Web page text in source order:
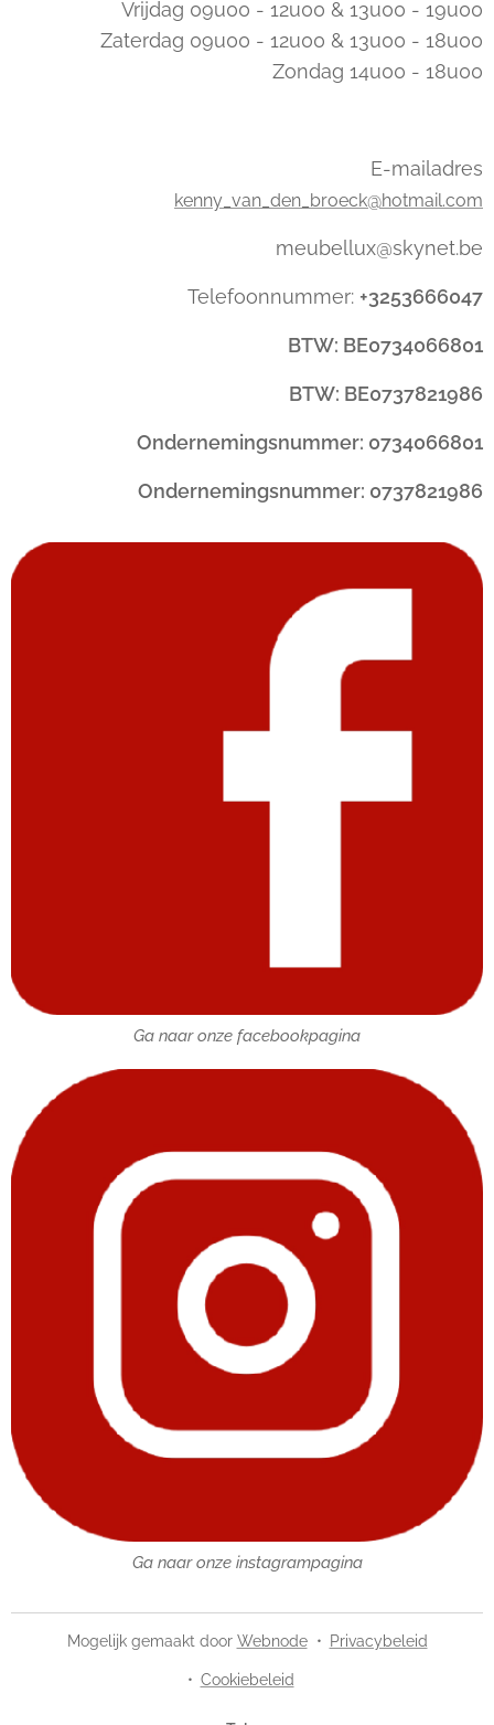
Vrijdag 09u00 - 12u00 & 13u00 - 19u00
Zaterdag 09u00 - 12u00 & 13u00 - 18u00
Zondag 14u00 - 18u00
E-mailadres
kenny_van_den_broeck@hotmail.com
meubellux@skynet.be
Telefoonnummer: +3253666047
BTW: BE0734066801
BTW: BE0737821986
Ondernemingsnummer: 0734066801
Ondernemingsnummer: 0737821986
Ga naar onze facebookpagina
Ga naar onze instagrampagina
Mogelijk gemaakt door Webnode Privacybeleid
Cookiebeleid